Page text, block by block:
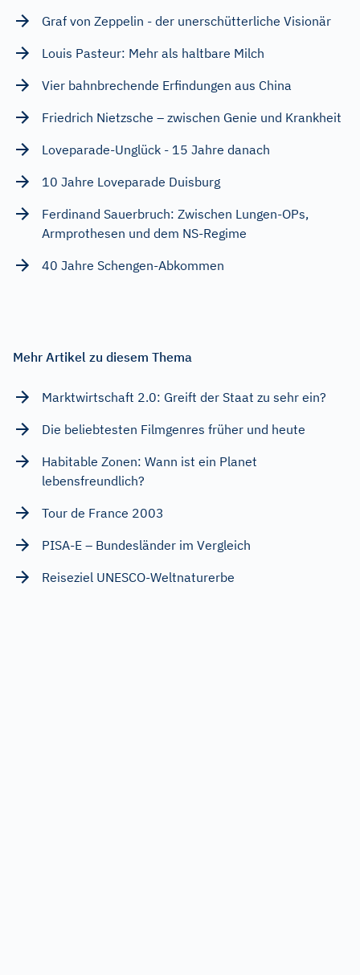
Graf von Zeppelin - der unerschütterliche Visionär
Louis Pasteur: Mehr als haltbare Milch
Vier bahnbrechende Erfindungen aus China
Friedrich Nietzsche – zwischen Genie und Krankheit
Loveparade-Unglück - 15 Jahre danach
10 Jahre Loveparade Duisburg
Ferdinand Sauerbruch: Zwischen Lungen-OPs,
Armprothesen und dem NS-Regime
40 Jahre Schengen-Abkommen
Mehr Artikel zu diesem Thema
Marktwirtschaft 2.0: Greift der Staat zu sehr ein?
Die beliebtesten Filmgenres früher und heute
Habitable Zonen: Wann ist ein Planet
lebensfreundlich?
Tour de France 2003
PISA-E – Bundesländer im Vergleich
Reiseziel UNESCO-Weltnaturerbe